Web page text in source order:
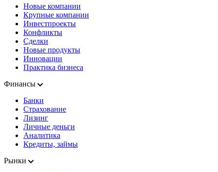
Новые компании
Крупные компании
Инвестпроекты
Конфликты
Сделки
Новые продукты
Инновации
Практика бизнеса
Финансы
Банки
Страхование
Лизинг
Личные деньги
Аналитика
Кредиты, займы
Рынки